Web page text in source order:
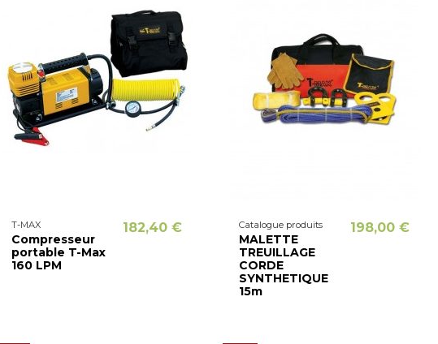
T-MAX
Compresseur
portable T-Max
160 LPM
182,40 € Catalogue produits
MALETTE
TREUILLAGE
CORDE
SYNTHETIQUE
15m
198,00 €